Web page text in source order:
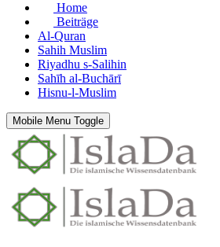
Home
Beiträge
Al-Quran
Sahih Muslim
Riyadhu s-Salihin
Sahīh al-Buchārī
Hisnu-l-Muslim
Mobile Menu Toggle